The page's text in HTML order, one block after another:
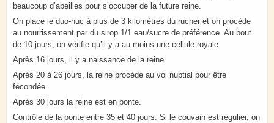
beaucoup d’abeilles pour s’occuper de la future reine.
On place le duo-nuc à plus de 3 kilomètres du rucher et on procède
au nourrissement par du sirop 1/1 eau/sucre de préférence. Au bout
de 10 jours, on vérifie qu’il y a au moins une cellule royale.
Après 16 jours, il y a naissance de la reine.
Après 20 à 26 jours, la reine procède au vol nuptial pour être
fécondée.
Après 30 jours la reine est en ponte.
Contrôle de la ponte entre 35 et 40 jours. Si le couvain est régulier, on